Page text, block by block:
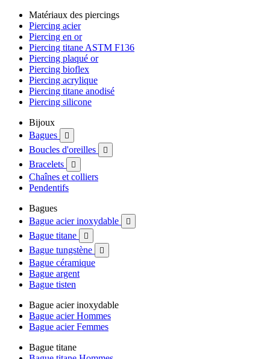
Matériaux des piercings
Piercing acier
Piercing en or
Piercing titane ASTM F136
Piercing plaqué or
Piercing bioflex
Piercing acrylique
Piercing titane anodisé
Piercing silicone
Bijoux
Bagues

Boucles d'oreilles 
Bracelets 
Chaînes et colliers
Pendentifs
Bagues
Bague acier inoxydable

Bague titane 
Bague tungstène 
Bague céramique
Bague argent
Bague tisten
Bague acier inoxydable
Bague acier Hommes
Bague acier Femmes
Bague titane